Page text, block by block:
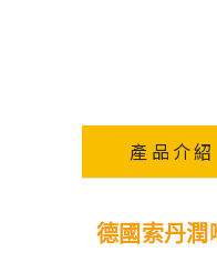
產品介紹
德國索丹潤